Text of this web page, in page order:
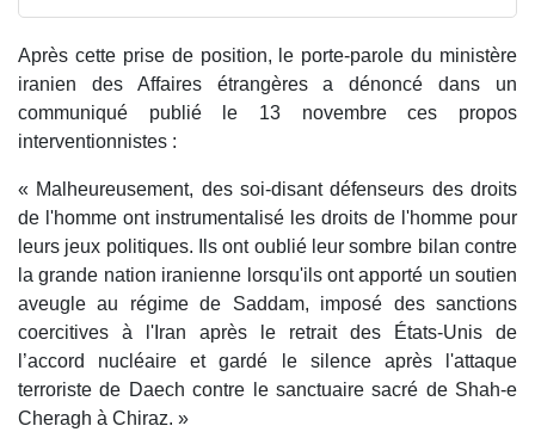
Après cette prise de position, le porte-parole du ministère
iranien des Affaires étrangères a dénoncé dans un
communiqué publié le 13 novembre ces propos
interventionnistes :
« Malheureusement, des soi-disant défenseurs des droits
de l'homme ont instrumentalisé les droits de l'homme pour
leurs jeux politiques. Ils ont oublié leur sombre bilan contre
la grande nation iranienne lorsqu'ils ont apporté un soutien
aveugle au régime de Saddam, imposé des sanctions
coercitives à l'Iran après le retrait des États-Unis de
l’accord nucléaire et gardé le silence après l'attaque
terroriste de Daech contre le sanctuaire sacré de Shah-e
Cheragh à Chiraz. »